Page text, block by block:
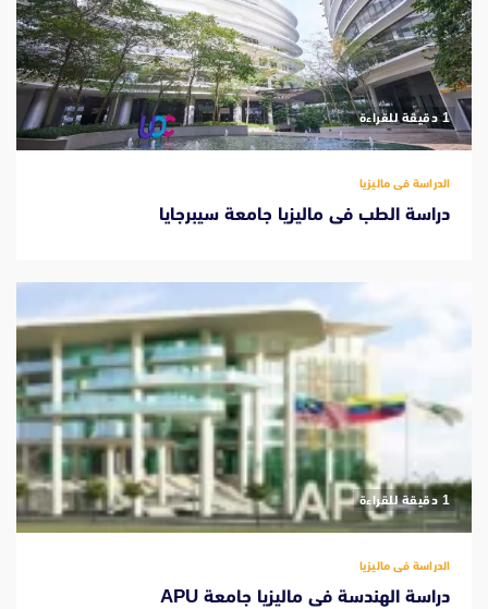
‫1 دقيقة للقراءة
الدراسة فى ماليزيا
دراسة الطب فى ماليزيا جامعة سيبرجايا
‫1 دقيقة للقراءة
الدراسة فى ماليزيا
دراسة الهندسة فى ماليزيا جامعة APU